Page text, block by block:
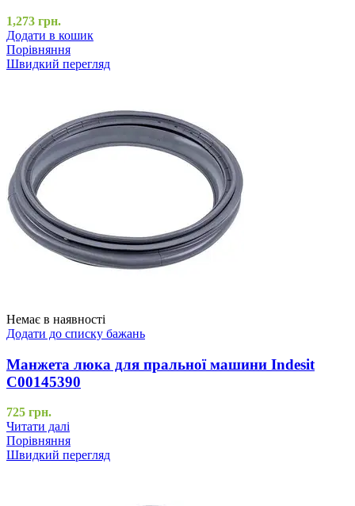
1,273 грн.
Додати в кошик
Порівняння
Швидкий перегляд
Немає в наявності
Додати до списку бажань
Манжета люка для пральної машини Indesit
C00145390
725 грн.
Читати далі
Порівняння
Швидкий перегляд